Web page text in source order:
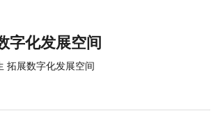
字化发展空间
拓展数字化发展空间